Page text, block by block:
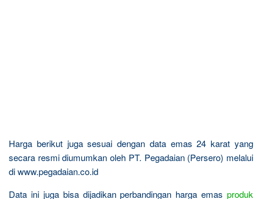
Harga berikut juga sesuai dengan data emas 24 karat yang
secara resmi diumumkan oleh PT. Pegadaian (Persero) melalui
di www.pegadaian.co.id
Data ini juga bisa dijadikan perbandingan harga emas produk